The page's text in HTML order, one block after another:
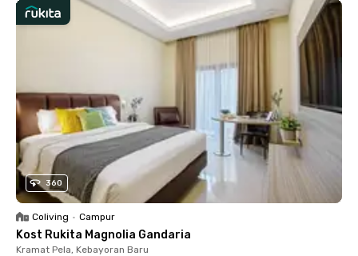
360
Coliving • Campur
Kost Rukita Magnolia Gandaria
Kramat Pela, Kebayoran Baru